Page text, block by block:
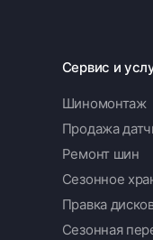
Сервис и
Шиномонтаж
Продажа
Ремонт шин
Сезонное
Правка
Сезонная